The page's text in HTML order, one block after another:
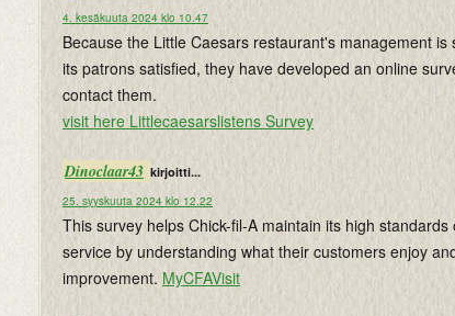
4. kesäkuuta 2024 klo 10.47
Because the Little Caesars restaurant's management
its patrons satisfied, they have developed an online
contact them.
visit here Littlecaesarslistens Survey
Dinoclaar43 kirjoitti...
25. syyskuuta 2024 klo 12.22
This survey helps Chick-fil-A maintain its high
service by understanding what their customers enjoy
improvement. MyCFAVisit